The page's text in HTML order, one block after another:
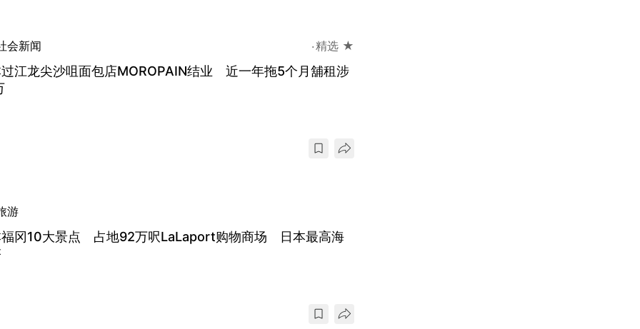
会新闻 精选 ★
江龙尖沙咀面包店MOROPAIN结业 近一年拖5个月舖租涉
游
冈10大景点 占地92万呎LaLaport购物商场 日本最高海